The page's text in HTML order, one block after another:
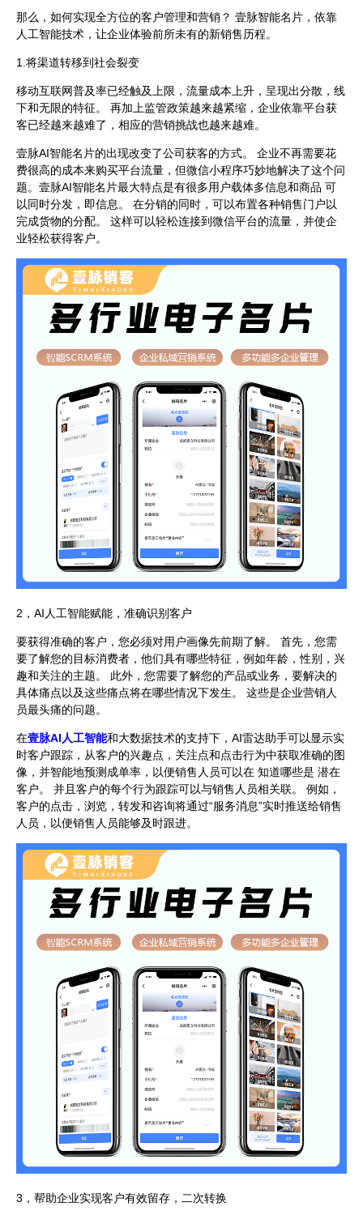
那么，如何实现全方位的客户管理和营销？ 壹脉智能名片，依靠
人工智能技术，让企业体验前所未有的新销售历程。
1.将渠道转移到社会裂变
移动互联网普及率已经触及上限，流量成本上升，呈现出分散，线
下和无限的特征。 再加上监管政策越来越紧缩，企业依靠平台获
客已经越来越难了，相应的营销挑战也越来越难。
壹脉AI智能名片的出现改变了公司获客的方式。 企业不再需要花
费很高的成本来购买平台流量，但微信小程序巧妙地解决了这个问
题。壹脉AI智能名片最大特点是有很多用户载体多信息和商品 可
以同时分发，即信息。 在分销的同时，可以布置各种销售门户以
完成货物的分配。 这样可以轻松连接到微信平台的流量，并使企
业轻松获得客户。
2，AI人工智能赋能，准确识别客户
要获得准确的客户，您必须对用户画像先前期了解。 首先，您需
要了解您的目标消费者，他们具有哪些特征，例如年龄，性别，兴
趣和关注的主题。 此外，您需要了解您的产品或业务，要解决的
具体痛点以及这些痛点将在哪些情况下发生。 这些是企业营销人
员最头痛的问题。
在壹脉AI人工智能和大数据技术的支持下，AI雷达助手可以显示实
时客户跟踪，从客户的兴趣点，关注点和点击行为中获取准确的图
像，并智能地预测成单率，以便销售人员可以在 知道哪些是 潜在
客户。 并且客户的每个行为跟踪可以与销售人员相关联。 例如，
客户的点击，浏览，转发和咨询将通过“服务消息”实时推送给销售
人员，以便销售人员能够及时跟进。
3，帮助企业实现客户有效留存，二次转换